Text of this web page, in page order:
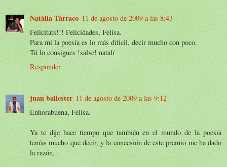
Natàlia Tàrraco 11 de agosto de 2009 a las 8:43
Felicitats!!! Felicidades, Felisa.
Para mí la poesía es lo más dificil, decir mucho con poco.
Tú lo consigues !salve! natalí
Responder
juan ballester 11 de agosto de 2009 a las 9:12
Enhorabuena, Felisa.
Ya te dije hace tiempo que también en el mundo de la poesía
tenías mucho que decir, y la concesión de este premio me ha dado
la razón.